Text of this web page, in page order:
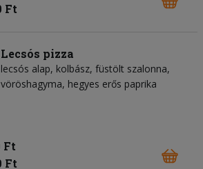
Ft
Lecsós pizza
lecsós alap, kolbász, füstölt szalonna,
vöröshagyma, hegyes erős paprika
Ft
Ft